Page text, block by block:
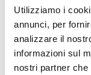
Utilizziamo i
annunci, per
analizzare il
informazioni sul
nostri partner